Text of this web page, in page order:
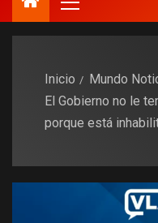
Inicio
Mundo
El Gobierno no le
porque está